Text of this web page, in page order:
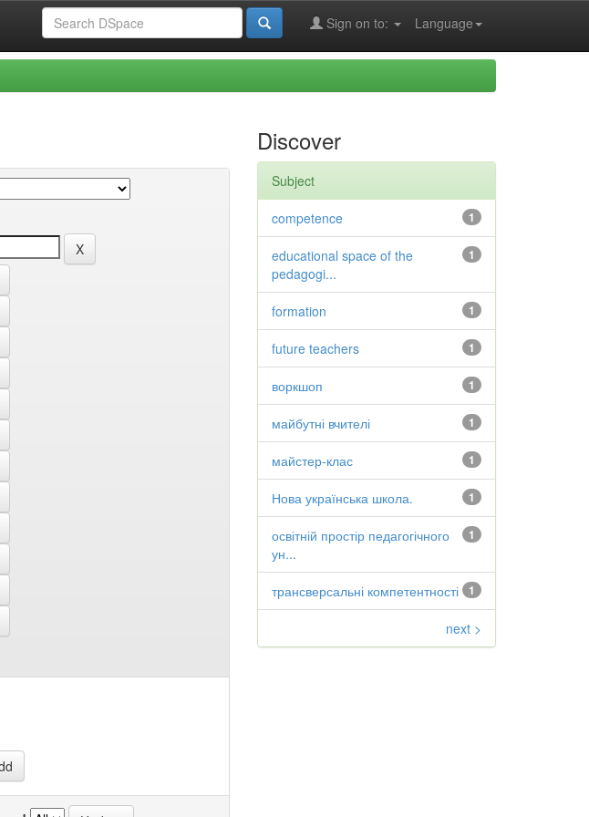
Language
Sign on to:
Discover
Subject
1
competence
1
educational space of the
pedagogi...
1
formation
1
future teachers
1
воркшоп
1
майбутні вчителі
1
майстер-клас
1
Нова українська школа.
1
освітній простір педагогічного
ун...
1
трансверсальні компетентності
next >